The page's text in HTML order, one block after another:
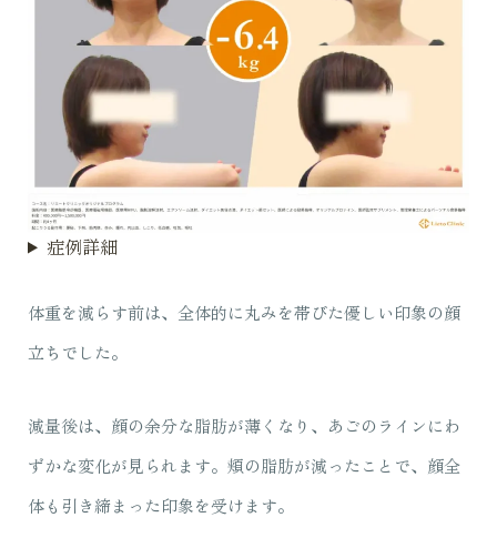
症例詳細
体重を減らす前は、全体的に丸みを帯びた優しい印象の顔
立ちでした。
減量後は、顔の余分な脂肪が薄くなり、あごのラインにわ
ずかな変化が見られます。頬の脂肪が減ったことで、顔全
体も引き締まった印象を受けます。